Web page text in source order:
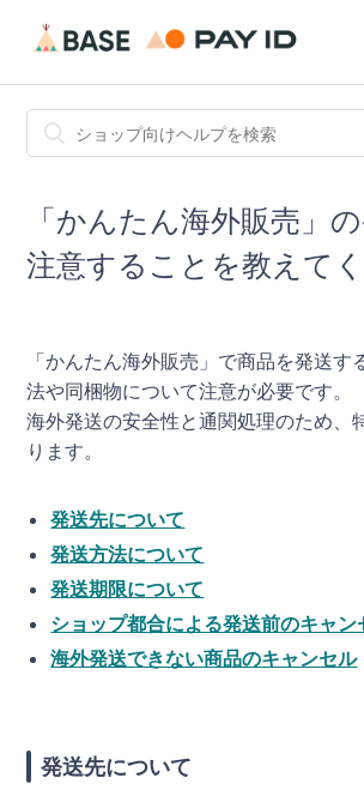
「かんたん海外販売」
注意することを教えて
「かんたん海外販売」で商品を発送す
法や同梱物について注意が必要です。
海外発送の安全性と通関処理のため、
ります。
発送先について
発送方法について
発送期限について
ショップ都合による発送前のキャン
海外発送できない商品のキャンセル
発送先について